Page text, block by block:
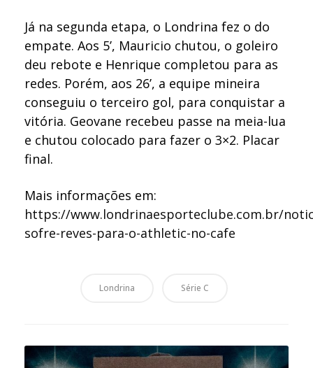
Já na segunda etapa, o Londrina fez o do
empate. Aos 5’, Mauricio chutou, o goleiro
deu rebote e Henrique completou para as
redes. Porém, aos 26’, a equipe mineira
conseguiu o terceiro gol, para conquistar a
vitória. Geovane recebeu passe na meia-lua
e chutou colocado para fazer o 3×2. Placar
final.
Mais informações em:
https://www.londrinaesporteclube.com.br/
sofre-reves-para-o-athletic-no-cafe
Londrina Série C